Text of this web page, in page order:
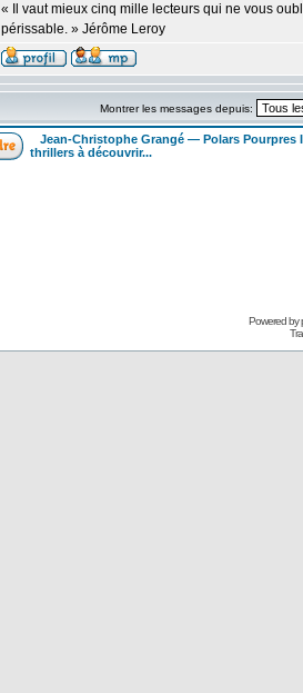
« Il vaut mieux cinq mille lecteurs qui ne vous
périssable. » Jérôme Leroy
Montrer les messages depuis:
Jean-Christophe Grangé — Polars Pourpres
thrillers à découvrir...
Powered by